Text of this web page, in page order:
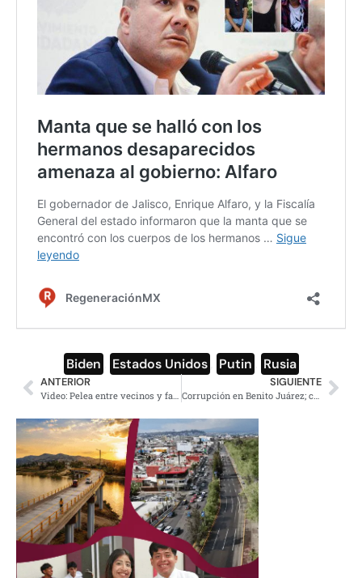
Biden Estados Unidos Putin Rusia
ANTERIOR SIGUIENTE
Corrupción en Benito Juárez; compran material de papelería con sobreprecio